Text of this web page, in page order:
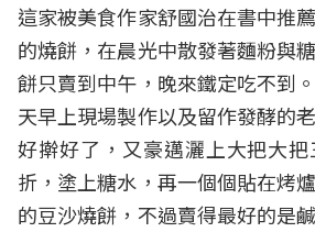
這家被美食作家舒國治在書中推
的燒餅，在晨光中散發著麵粉與
餅只賣到中午，晚來鐵定吃不到
天早上現場製作以及留作發酵的
好擀好了，又豪邁灑上大把大
折，塗上糖水，再一個個貼在烤
的豆沙燒餅，不過賣得最好的是